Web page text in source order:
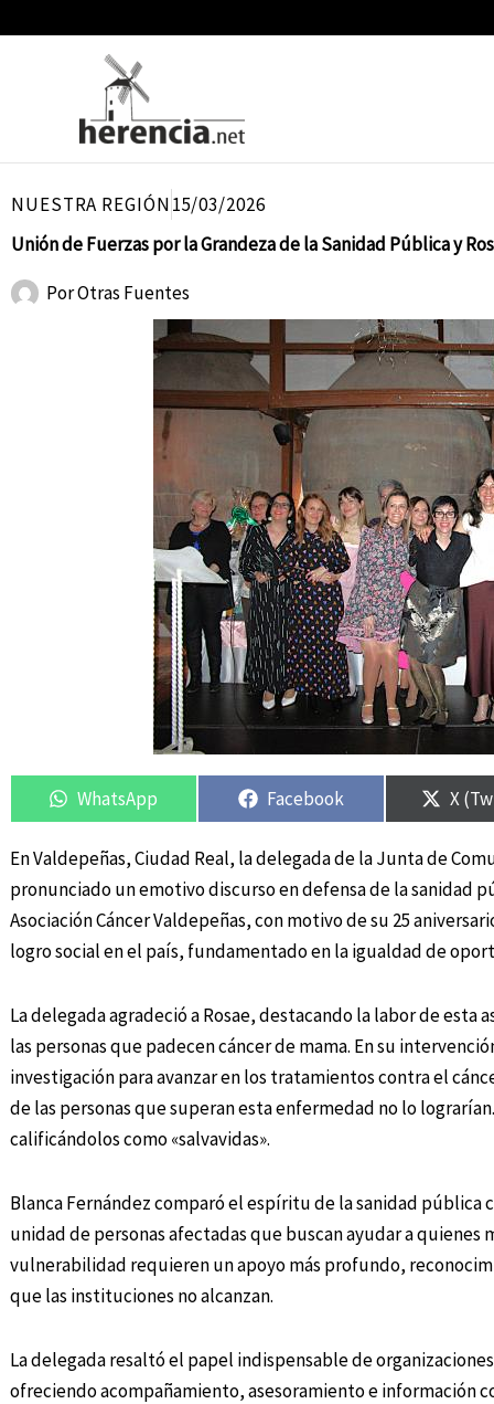
NUESTRA REGIÓN15/03/2026
Unión de Fuerzas por la Grandeza de la Sanidad Pública y
PorOtras Fuentes
Compartir
en
WhatsApp
Compartir
en
Facebook
en
X
En Valdepeñas, Ciudad Real, la delegada de la Junta de
pronunciado un emotivo discurso en defensa de la sanidad
Asociación Cáncer Valdepeñas, con motivo de su 25
logro social en el país, fundamentado en la igualdad de
La delegada agradeció a Rosae, destacando la labor de esta
las personas que padecen cáncer de mama. En su
investigación para avanzar en los tratamientos contra el
de las personas que superan esta enfermedad no lo
calificándolos como «salvavidas».
Blanca Fernández comparó el espíritu de la sanidad pública
unidad de personas afectadas que buscan ayudar a quienes
vulnerabilidad requieren un apoyo más profundo,
que las instituciones no alcanzan.
La delegada resaltó el papel indispensable de
ofreciendo acompañamiento, asesoramiento e información
Compartir
en
Compartir
en en